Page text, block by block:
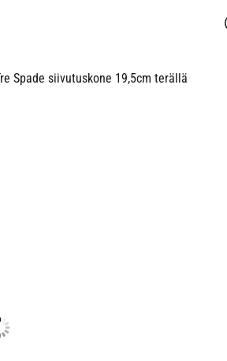
Spade siivutuskone 19,5cm terällä